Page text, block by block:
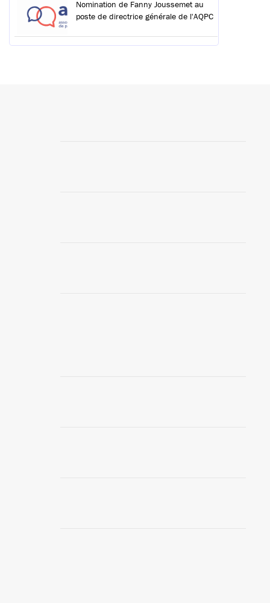
Nomination de Fanny Joussemet au
poste de directrice générale de l'AQPC